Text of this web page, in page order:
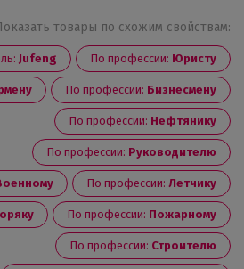
товары по схожим свойствам:
Jufeng По профессии: Юристу
По профессии: Бизнесмену
По профессии: Нефтянику
По профессии: Руководителю
По профессии: Летчику
По профессии: Пожарному
По профессии: Строителю